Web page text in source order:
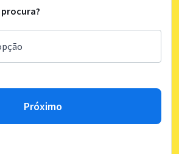
Próximo